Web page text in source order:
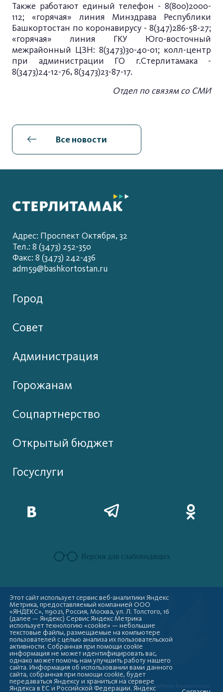
Также работают единый телефон - 8(800)2000-
112; «горячая» линия Минздрава Республики
Башкортостан по коронавирусу - 8(347)286-58-27;
«горячая» линия ГКУ Юго-восточный
межрайонный ЦЗН: 8(3473)30-40-01; колл-центр
при администрации ГО г.Стерлитамака -
8(3473)24-12-76, 8(3473)23-87-17.
Отдел по связям со СМИ
Все новости
Адрес: Проспект Октября, 32
Тел.: 8 (3473) 252-350
Факс: 8 (3473) 242-436
adm59@bashkortostan.ru
Город
Совет
Администрация
Горожанам
Соцпартнерство
Открытый бюджет
Госуслуги
Версия для слабовидящих
Copyright © 2009-2026
Администрация городского округа город Стерлитамак Республики Башкортостан
Этот сайт использует сервис веб-аналитики Яндекс
Метрика, предоставляемый компанией ООО
«ЯНДЕКС», 119021, Россия, Москва, ул. Л. Толстого, 16
(далее — Яндекс) Сервис Яндекс Метрика
использует технологию «cookie» — небольшие
текстовые файлы, размещаемые на компьютере
пользователей с целью анализа их пользовательской
активности. Собранная при помощи cookie
информация не может идентифицировать вас,
однако может помочь нам улучшить работу нашего
сайта. Информация об использовании вами данного
сайта, собранная при помощи cookie, будет
передаваться Яндексу и храниться на сервере
Яндекса в ЕС и Российской Федерации. Яндекс